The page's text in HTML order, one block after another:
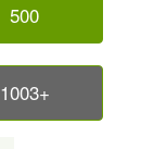
500
1003+